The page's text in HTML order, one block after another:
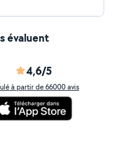
évaluent
4,6/5
à partir de 66000 avis